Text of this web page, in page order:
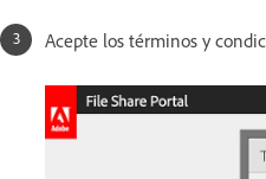
Acepte los términos y